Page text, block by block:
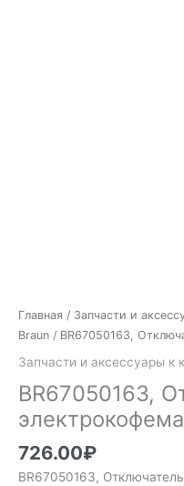
Главная / Запчасти и
Braun / BR67050163,
Запчасти и аксессуары к
BR67050163,
726.00₽
BR67050163,